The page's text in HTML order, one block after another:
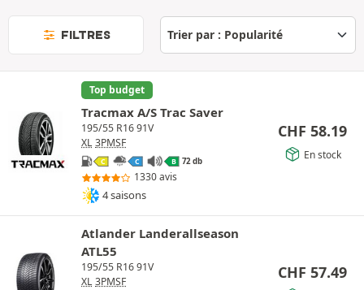
FILTRES
Top budget
Tracmax A/S Trac Saver
195/55 R16 91V
XL 3PMSF
C C B 72 db
1330 avis
4 saisons
CHF 58.19
En stock
Atlander Landerallseason
ATL55
195/55 R16 91V
XL 3PMSF CHF 57.49